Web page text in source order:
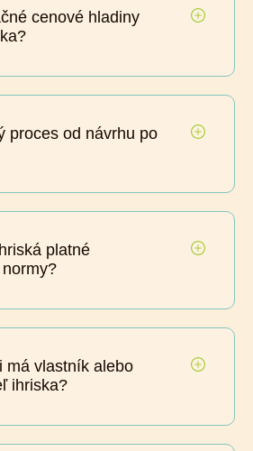
cenové hladiny
proces od návrhu po
platné
má vlastník alebo
ihriska?